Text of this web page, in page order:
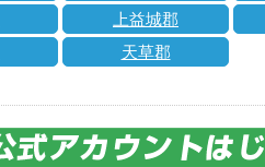
上益城郡
天草郡